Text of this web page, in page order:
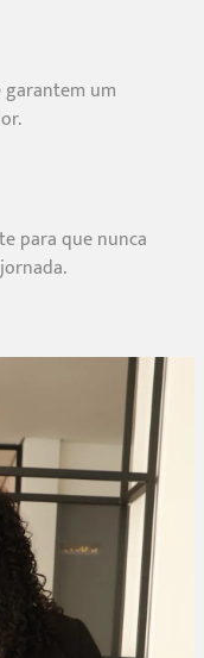
garantem um
para que nunca